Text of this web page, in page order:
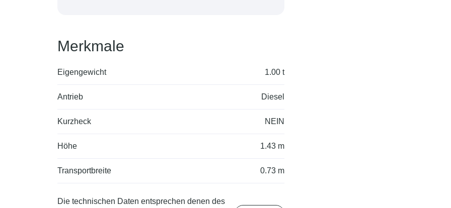
Merkmale
Eigengewicht 1.00 t
Antrieb Diesel
Kurzheck NEIN
Höhe 1.43 m
Transportbreite 0.73 m
Die technischen Daten entsprechen denen des